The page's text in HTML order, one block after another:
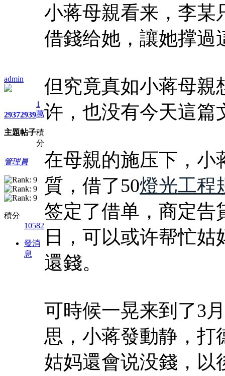
admin
2937
主題
2939
帖子
1
萬
積
分
管理員
積分
10582
發消
息
小蒋母親看来，李某
借錢给她，讓她撑過
但究竟真如小蒋母親
许，也没有今天這篇
在母親的施压下，小
質，借了50燈光工程
签定了借单，商定告
日，可以或许帮忙
還錢。
可時候一晃来到了3
思，小蒋發動静，打
姑妈還會说没錢，以